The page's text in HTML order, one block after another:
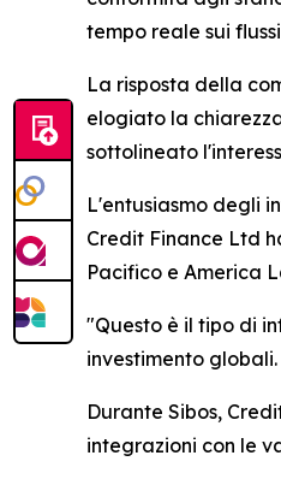
tempo reale sui
La risposta della
elogiato la
sottolineato
L'entusiasmo degli
Credit Finance Ltd
Pacifico e America
"Questo è il tipo di
investimento
Durante Sibos,
integrazioni con le